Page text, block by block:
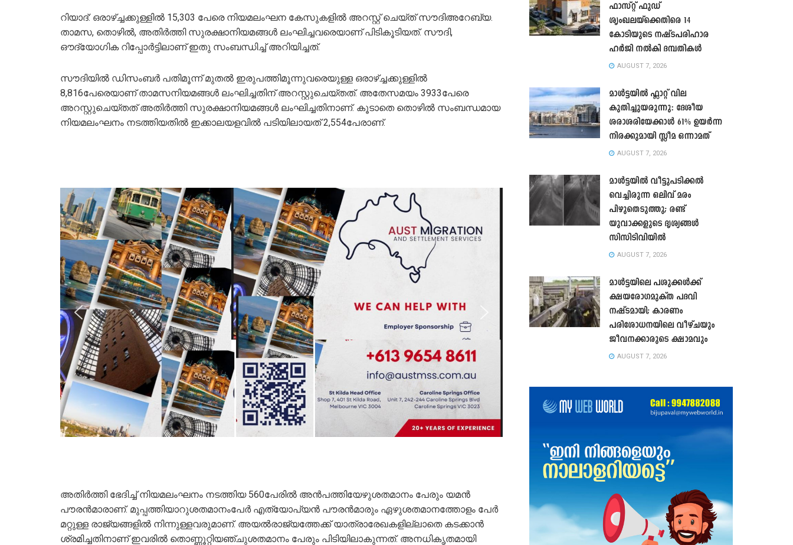
റിയാദ്: ഒരാഴ്ച്ചക്കുള്ളില്‍ 15,303 പേരെ നിയമലംഘന കേസുകളിൽ അറസ്റ്റ് ചെയ്ത് സൗദിഅറേബ്യ.
താമസ, തൊഴില്‍, അതിര്‍ത്തി സുരക്ഷാനിയമങ്ങള്‍ ലംഘിച്ചവരെയാണ് പിടികൂടിയത്. സൗദി,
ഔദ്യോഗിക റിപ്പോര്‍ട്ടിലാണ് ഇതു സംബന്ധിച്ച് അറിയിച്ചത്.
സൗദിയില്‍ ഡിസംബര്‍ പതിമൂന്ന് മുതല്‍ ഇരുപത്തിമൂന്നുവരെയുള്ള ഒരാഴ്ച്ചക്കുള്ളില്‍
8,816പേരെയാണ് താമസനിയമങ്ങള്‍ ലംഘിച്ചതിന് അറസ്റ്റുചെയ്തത്. അതേസമയം 3933പേരെ
അറസ്റ്റുചെയ്തത് അതിര്‍ത്തി സുരക്ഷാനിയമങ്ങള്‍ ലംഘിച്ചതിനാണ്. കൂടാതെ തൊഴില്‍ സംബന്ധമായ
നിയമലംഘനം നടത്തിയതില്‍ ഇക്കാലയളവില്‍ പടിയിലായത് 2,554പേരാണ്.
അതിര്‍ത്തി ഭേദിച്ച് നിയമലംഘനം നടത്തിയ 560പേരില്‍ അന്‍പത്തിയേഴുശതമാനം പേരും യമന്‍
പൗരന്‍മാരാണ്. മുപ്പത്തിയാറുശതമാനംപേര്‍ എത്യോപ്യൻ പൗരന്‍മാരും ഏഴുശതമാനത്തോളം പേര്‍
മറ്റുള്ള രാജ്യങ്ങളില്‍ നിന്നുള്ളവരുമാണ്. അയല്‍രാജ്യത്തേക്ക് യാത്രാരേഖകളില്ലാതെ കടക്കാന്‍
ശ്രമിച്ചതിനാണ് ഇവരില്‍ തൊണ്ണൂറ്റിയഞ്ചുശതമാനം പേരും പിടിയിലാകുന്നത്. അനധികൃതമായി
ഫാസ്റ്റ് ഫുഡ്
ശൃംഖലയ്ക്കെതിരെ 14
കോടിയുടെ നഷ്ടപരിഹാര
ഹർജി നൽകി ദമ്പതികൾ
AUGUST 7, 2026
മാൾട്ടയിൽ ഫ്ലാറ്റ് വില
കുതിച്ചുയരുന്നു: ദേശീയ
ശരാശരിയേക്കാൾ 61% ഉയർന്ന
നിരക്കുമായി സ്ലീമ ഒന്നാമത്
AUGUST 7, 2026
മാൾട്ടയിൽ വീട്ടുപടിക്കൽ
വെച്ചിരുന്ന ഒലിവ് മരം
പിഴുതെടുത്തു; രണ്ട്
യുവാക്കളുടെ ദൃശ്യങ്ങൾ
സിസിടിവിയിൽ
AUGUST 7, 2026
മാൾട്ടയിലെ പശുക്കൾക്ക്
ക്ഷയരോഗമുക്ത പദവി
നഷ്ടമായി; കാരണം
പരിശോധനയിലെ വീഴ്ചയും
ജീവനക്കാരുടെ ക്ഷാമവും
AUGUST 7, 2026